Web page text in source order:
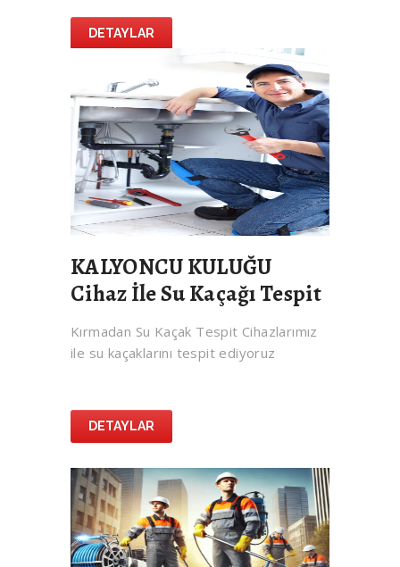
DETAYLAR
KALYONCU KULUĞU
Cihaz İle Su Kaçağı Tespit
Kırmadan Su Kaçak Tespit Cihazlarımız
ile su kaçaklarını tespit ediyoruz
DETAYLAR